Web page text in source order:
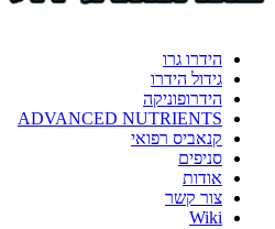
הידרו גרו
גידול הידרו
הידרופוניקה
ADVANCED NUTRIENTS
קנאביס רפואי
סניפים
אודות
צור קשר
Wiki
format_underlined הוסף קו תחתון לקישורים
את
כל